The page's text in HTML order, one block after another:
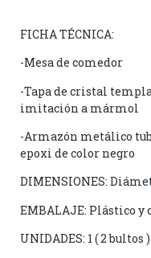
FICHA TÉCNICA:
-Mesa de comedor
-Tapa de cristal
imitación a mármol
-Armazón metálico
epoxi de color negro
DIMENSIONES:
EMBALAJE: Plástico y
UNIDADES: 1 ( 2 bultos )